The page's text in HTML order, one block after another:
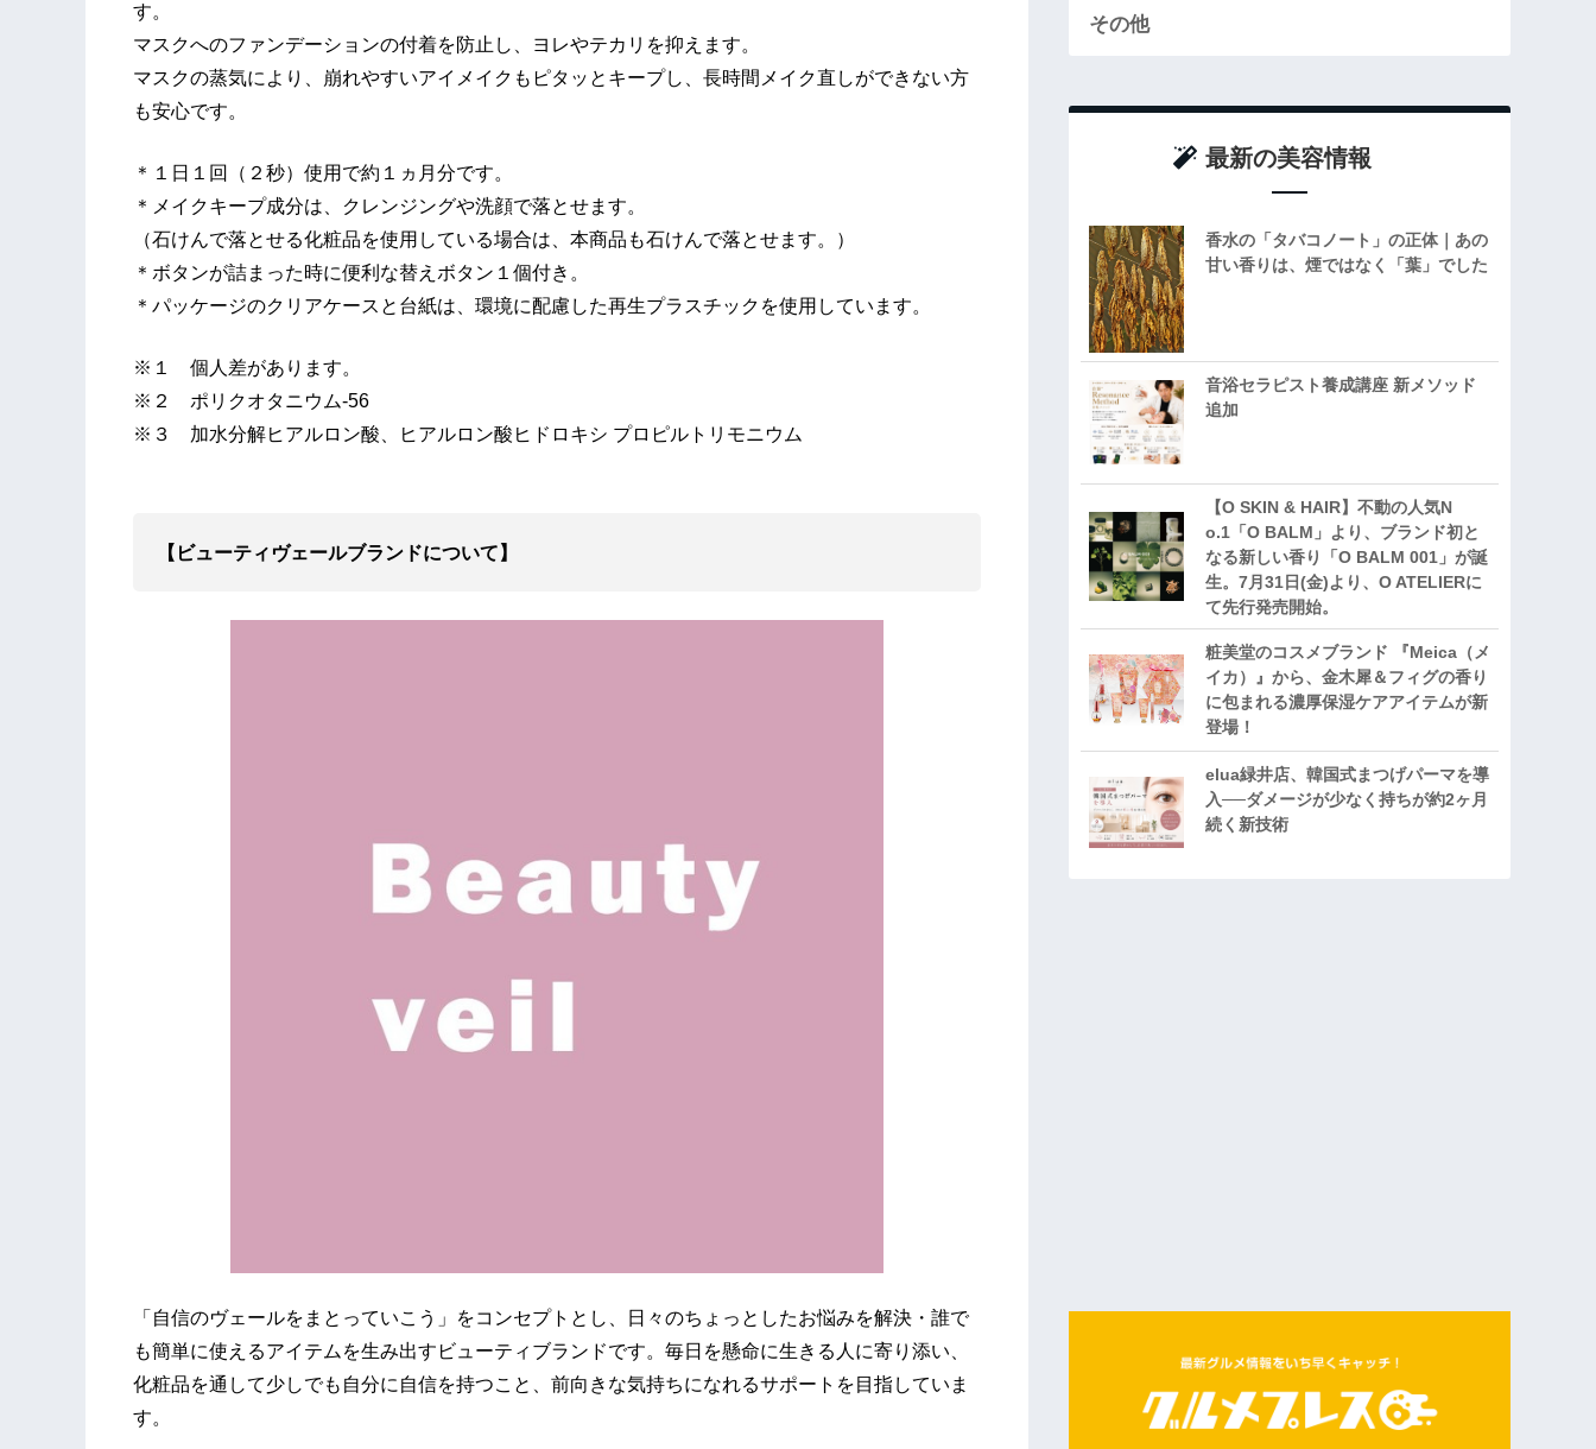
す。
マスクへのファンデーションの付着を防止し、ヨレやテカリを抑えます。
マスクの蒸気により、崩れやすいアイメイクもピタッとキープし、長時間メイク直しができない方
も安心です。
＊１日１回（２秒）使用で約１ヵ月分です。
＊メイクキープ成分は、クレンジングや洗顔で落とせます。
（石けんで落とせる化粧品を使用している場合は、本商品も石けんで落とせます。）
＊ボタンが詰まった時に便利な替えボタン１個付き。
＊パッケージのクリアケースと台紙は、環境に配慮した再生プラスチックを使用しています。
※１ 個人差があります。
※２ ポリクオタニウム-56
※３ 加水分解ヒアルロン酸、ヒアルロン酸ヒドロキシ プロピルトリモニウム
【ビューティヴェールブランドについて】
「自信のヴェールをまとっていこう」をコンセプトとし、日々のちょっとしたお悩みを解決・誰で
も簡単に使えるアイテムを生み出すビューティブランドです。毎日を懸命に生きる人に寄り添い、
化粧品を通して少しでも自分に自信を持つこと、前向きな気持ちになれるサポートを目指していま
す。
その他
最新の美容情報
香水の「タバコノート」の正体｜あの
甘い香りは、煙ではなく「葉」でした
音浴セラピスト養成講座 新メソッド
追加
【O SKIN & HAIR】不動の人気N
o.1「O BALM」より、ブランド初と
なる新しい香り「O BALM 001」が誕
生。7月31日(金)より、O ATELIERに
て先行発売開始。
粧美堂のコスメブランド 『Meica（メ
イカ）』から、金木犀＆フィグの香り
に包まれる濃厚保湿ケアアイテムが新
登場！
elua緑井店、韓国式まつげパーマを導
入──ダメージが少なく持ちが約2ヶ月
続く新技術